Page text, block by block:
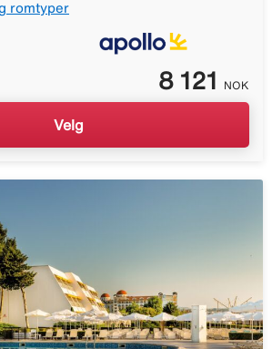
romtyper
8 121 NOK
Velg